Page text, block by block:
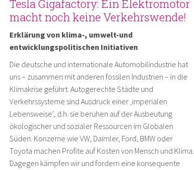
Tesla Gigafactory: Ein Elektromotor
macht noch keine Verkehrswende!
Erklärung von klima-, umwelt-und
entwicklungspolitischen Initiativen
Die deutsche und internationale Automobilindustrie hat
uns – zusammen mit anderen fossilen Industrien – in die
Klimakrise geführt. Autogerechte Städte und
Verkehrssysteme sind Ausdruck einer ‚imperialen
Lebensweise‘, d.h. sie beruhen auf der Ausbeutung
ökologischer und sozialer Ressourcen im Globalen
Süden. Konzerne wie VW, Daimler, Ford, BMW oder
Toyota machen Profite auf Kosten von Mensch und Klima.
Dagegen kämpfen wir und fordern eine konsequente